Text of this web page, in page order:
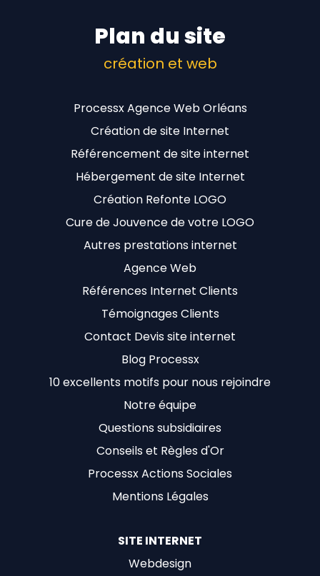
Plan du site
création et web
Processx Agence Web Orléans
Création de site Internet
Référencement de site internet
Hébergement de site Internet
Création Refonte LOGO
Cure de Jouvence de votre LOGO
Autres prestations internet
Agence Web
Références Internet Clients
Témoignages Clients
Contact Devis site internet
Blog Processx
10 excellents motifs pour nous rejoindre
Notre équipe
Questions subsidiaires
Conseils et Règles d'Or
Processx Actions Sociales
Mentions Légales
SITE INTERNET
Webdesign